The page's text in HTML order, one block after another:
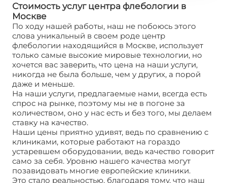
Стоимость услуг центра флебологии в
Москве
По ходу нашей работы, наш не побоюсь этого
слова уникальный в своем роде центр
флебологии находящийся в Москве, использует
только самые высокие мировые технологии, но
хочется вас заверить, что цена на наши услуги,
никогда не была больше, чем у других, а порой
даже и меньше.
На наши услуги, предлагаемые нами, всегда есть
спрос на рынке, поэтому мы не в погоне за
количеством, оно у нас есть и без того, мы делаем
ставку на качество.
Наши цены приятно удивят, ведь по сравнению с
клиниками, которые работают на гораздо
устаревшем оборудовании, ведь качество говорит
само за себя. Уровню нашего качества могут
позавидовать многие европейские клиники.
Это стало реальностью, благодаря тому, что наш